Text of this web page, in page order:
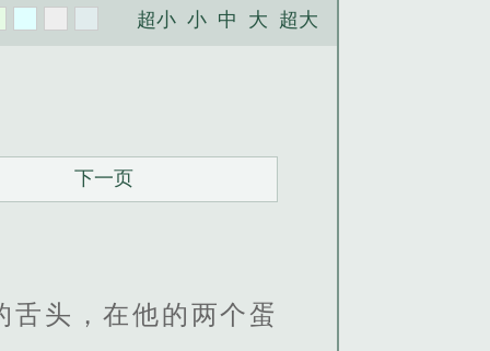
超小 小 中 大 超大
下一页
舌头，在他的两个蛋